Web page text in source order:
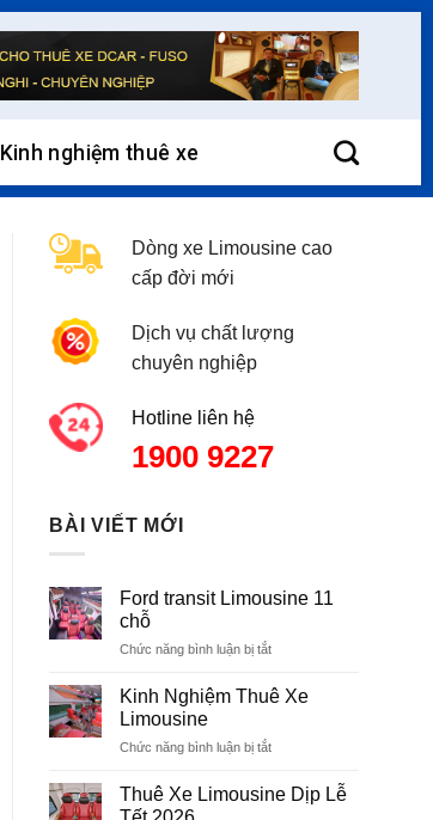
Kinh nghiệm thuê xe
Dòng xe Limousine cao
cấp đời mới
Dịch vụ chất lượng
chuyên nghiệp
Hotline liên hệ
1900 9227
BÀI VIẾT MỚI
Ford transit Limousine 11
chỗ
Chức năng bình luận bị tắt
transit
Kinh Nghiệm Thuê Xe
Limousine
Chức năng bình luận bị tắt
Nghiệm
Thuê Xe Limousine Dịp Lễ